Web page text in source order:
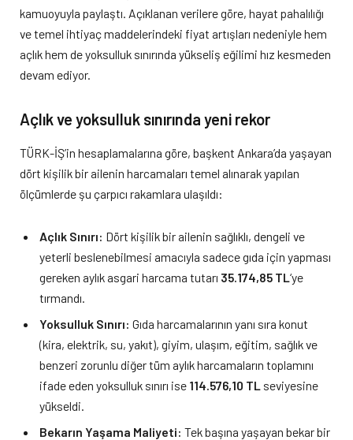
kamuoyuyla paylaştı. Açıklanan verilere göre, hayat pahalılığı
ve temel ihtiyaç maddelerindeki fiyat artışları nedeniyle hem
açlık hem de yoksulluk sınırında yükseliş eğilimi hız kesmeden
devam ediyor.
Açlık ve yoksulluk sınırında yeni rekor
TÜRK-İŞ’in hesaplamalarına göre, başkent Ankara’da yaşayan
dört kişilik bir ailenin harcamaları temel alınarak yapılan
ölçümlerde şu çarpıcı rakamlara ulaşıldı:
Açlık Sınırı: Dört kişilik bir ailenin sağlıklı, dengeli ve
yeterli beslenebilmesi amacıyla sadece gıda için yapması
gereken aylık asgari harcama tutarı 35.174,85 TL‘ye
tırmandı.
Yoksulluk Sınırı: Gıda harcamalarının yanı sıra konut
(kira, elektrik, su, yakıt), giyim, ulaşım, eğitim, sağlık ve
benzeri zorunlu diğer tüm aylık harcamaların toplamını
ifade eden yoksulluk sınırı ise 114.576,10 TL seviyesine
yükseldi.
Bekarın Yaşama Maliyeti: Tek başına yaşayan bekar bir